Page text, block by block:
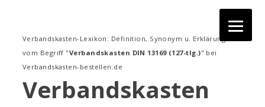
springenVerbandskasten-Lexikon: Definition, Synonym u. Erklärung
vom Begriff "Verbandskasten DIN 13169 (127-tlg.)" bei
Verbandskasten-bestellen.de
Verbandskasten